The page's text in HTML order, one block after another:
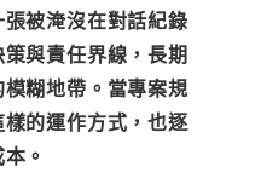
被淹沒在對話紀錄
與責任界線，長期
糊地帶。當專案規
的運作方式，也逐
。